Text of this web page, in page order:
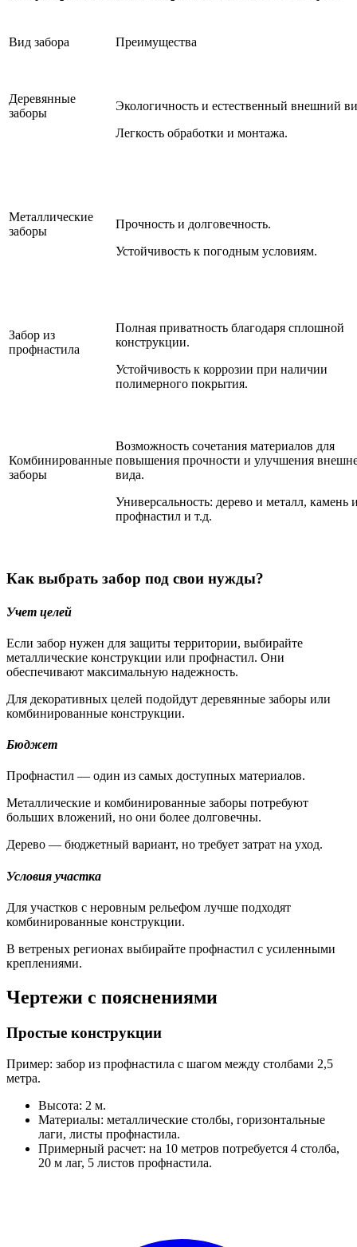
Вид забора Преимущества
Деревянные
заборы
Экологичность и естественный внешний
Легкость обработки и монтажа.
Металлические
заборы
Прочность и долговечность.
Устойчивость к погодным условиям.
Забор из
профнастила
Полная приватность благодаря сплошной
конструкции.
Устойчивость к коррозии при наличии
полимерного покрытия.
Комбинированные
заборы
Возможность сочетания материалов для
повышения прочности и улучшения
вида.
Универсальность: дерево и металл, камень
профнастил и т.д.
Как выбрать забор под свои нужды?
Учет целей
Если забор нужен для защиты территории, выбирайте
металлические конструкции или профнастил. Они
обеспечивают максимальную надежность.
Для декоративных целей подойдут деревянные заборы или
комбинированные конструкции.
Бюджет
Профнастил — один из самых доступных материалов.
Металлические и комбинированные заборы потребуют
больших вложений, но они более долговечны.
Дерево — бюджетный вариант, но требует затрат на уход.
Условия участка
Для участков с неровным рельефом лучше подходят
комбинированные конструкции.
В ветреных регионах выбирайте профнастил с усиленными
креплениями.
Чертежи с пояснениями
Простые конструкции
Пример: забор из профнастила с шагом между столбами 2,5
метра.
Высота: 2 м.
Материалы: металлические столбы, горизонтальные
лаги, листы профнастила.
Примерный расчет: на 10 метров потребуется 4 столба,
20 м лаг, 5 листов профнастила.